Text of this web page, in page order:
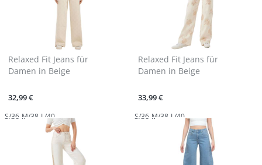
Relaxed Fit Jeans für
Damen in Beige
32,99 €
S/36 M/38 L/40
Relaxed Fit Jeans für
Damen in Beige
33,99 €
S/36 M/38 L/40